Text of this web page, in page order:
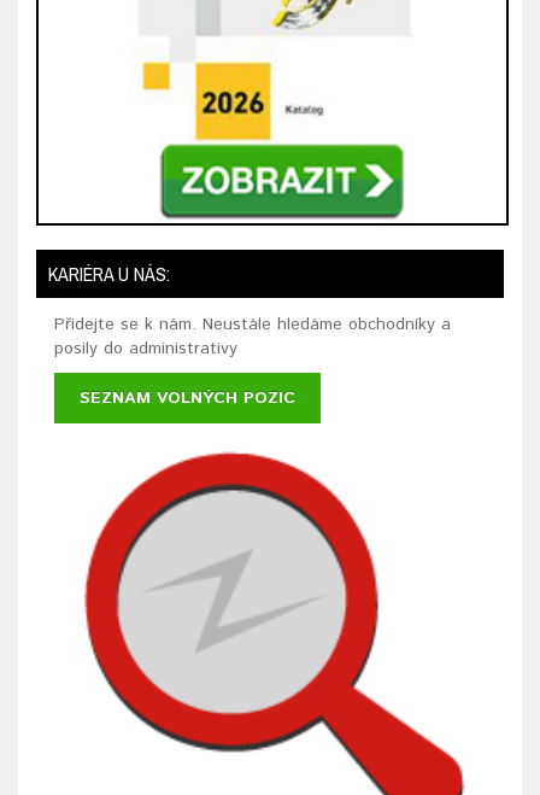
KARIÉRA U NÁS:
Přidejte se k nám. Neustále hledáme obchodníky a
posily do administrativy
SEZNAM VOLNÝCH POZIC